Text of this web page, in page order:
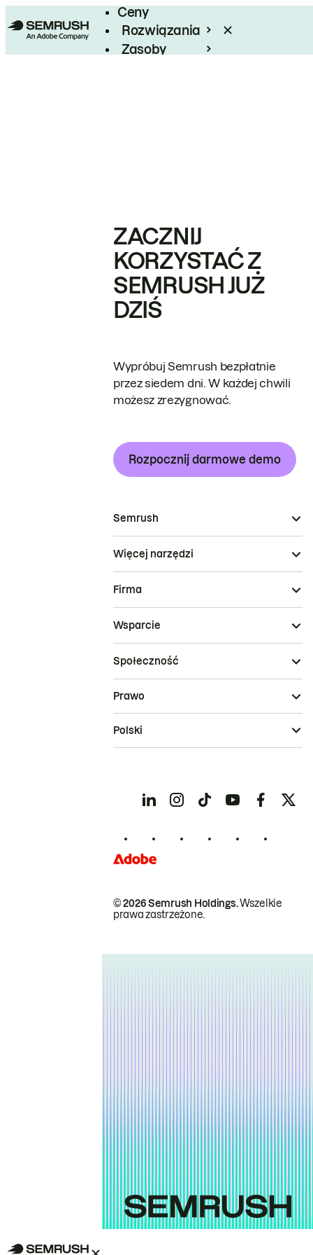
Ceny
Rozwiązania
Zasoby
ZACZNIJ
KORZYSTAĆ Z
SEMRUSH JUŻ
DZIŚ
Wypróbuj Semrush bezpłatnie
przez siedem dni. W każdej chwili
możesz zrezygnować.
Rozpocznij darmowe demo
Semrush
Więcej narzędzi
Firma
Wsparcie
Społeczność
© 2026 Semrush Holdings.Wszelkie
prawa zastrzeżone.
Prawo
Polski